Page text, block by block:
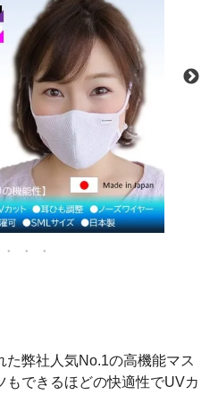
た弊社人気No.1の高機能マス
もできるほどの快適性でUVカ